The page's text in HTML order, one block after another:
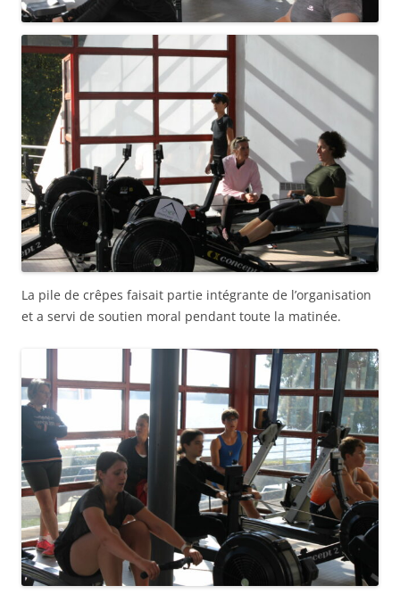
La pile de crêpes faisait partie intégrante de l’organisation
et a servi de soutien moral pendant toute la matinée.